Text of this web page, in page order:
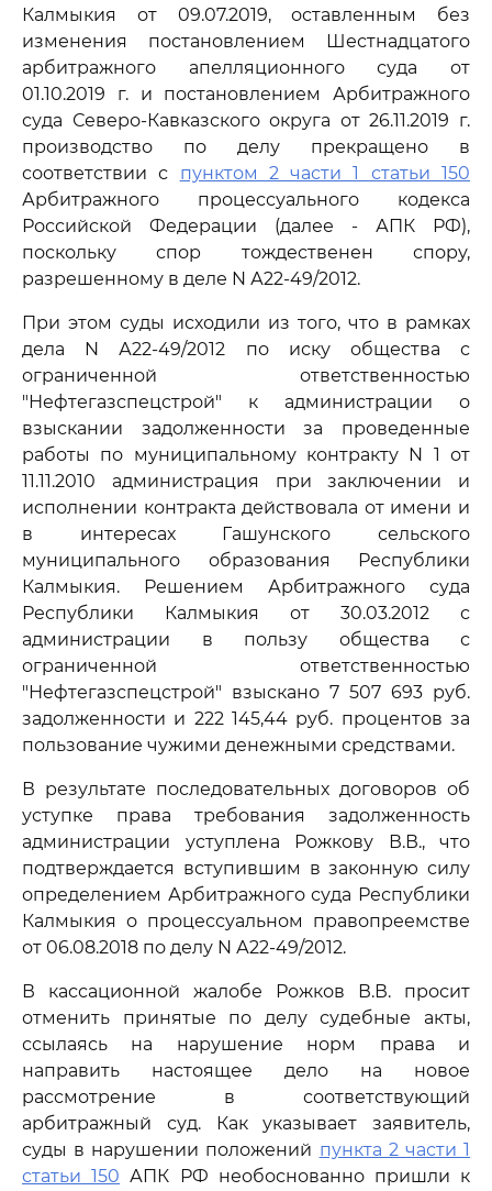
Калмыкия от 09.07.2019, оставленным без
изменения постановлением Шестнадцатого
арбитражного апелляционного суда от
01.10.2019 г. и постановлением Арбитражного
суда Северо-Кавказского округа от 26.11.2019 г.
производство по делу прекращено в
соответствии с пунктом 2 части 1 статьи 150
Арбитражного процессуального кодекса
Российской Федерации (далее - АПК РФ),
поскольку спор тождественен спору,
разрешенному в деле N А22-49/2012.
При этом суды исходили из того, что в рамках
дела N А22-49/2012 по иску общества с
ограниченной ответственностью
"Нефтегазспецстрой" к администрации о
взыскании задолженности за проведенные
работы по муниципальному контракту N 1 от
11.11.2010 администрация при заключении и
исполнении контракта действовала от имени и
в интересах Гашунского сельского
муниципального образования Республики
Калмыкия. Решением Арбитражного суда
Республики Калмыкия от 30.03.2012 с
администрации в пользу общества с
ограниченной ответственностью
"Нефтегазспецстрой" взыскано 7 507 693 руб.
задолженности и 222 145,44 руб. процентов за
пользование чужими денежными средствами.
В результате последовательных договоров об
уступке права требования задолженность
администрации уступлена Рожкову В.В., что
подтверждается вступившим в законную силу
определением Арбитражного суда Республики
Калмыкия о процессуальном правопреемстве
от 06.08.2018 по делу N А22-49/2012.
В кассационной жалобе Рожков В.В. просит
отменить принятые по делу судебные акты,
ссылаясь на нарушение норм права и
направить настоящее дело на новое
рассмотрение в соответствующий
арбитражный суд. Как указывает заявитель,
суды в нарушении положений пункта 2 части 1
статьи 150 АПК РФ необоснованно пришли к